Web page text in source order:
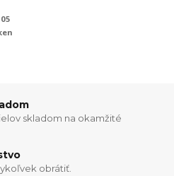
skladom na okamžité
obrátiť.